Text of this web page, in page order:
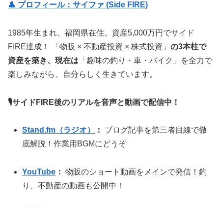
👤 プロフィール：サイファ (Side FIRE)
1985年生まれ、福岡県在住。資産5,000万円でサイド
FIRE達成！ 「物販 × 不動産投資 × 株式投資」 の3本柱で
資産を築き、現在は 「趣味の釣り・車・バイク」を全力で
楽しみながら、自分らしく生きています。
🎙サイドFIRE後のリアルを音声と動画で配信中！
Stand.fm（ラジオ） ：
ブログ記事を第三者目線で徹
底解説！作業用BGMにどうぞ
YouTube ： 物販のショート動画をメインで発信！釣
り、不動産の動画も公開中！